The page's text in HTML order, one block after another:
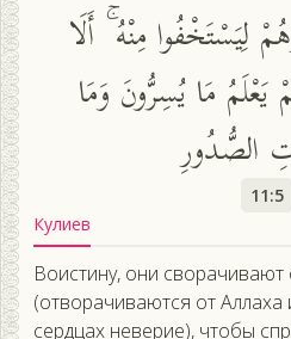
لِيَسْتَخْفُوا مِنْهُ ۚ أَلَا
مَا يُسِرُّونَ وَمَا
الصُّدُورِ
11:5
Кулиев
Воистину, они сворачивают
(отворачиваются от
сердцах неверие), чтобы